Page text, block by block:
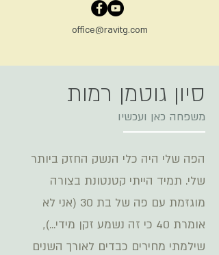
office@ravitg.com
סיון גוטמן רמות
משפחה כאן ועכשיו
הפה שלי היה כלי הנשק החזק ביותר
שלי. תמיד הייתי קטנטונת בצורה
מוגזמת עם פה של בת 30 (אני לא
אומרת 40 כי זה נשמע זקן מידי...),
שילמתי מחירים כבדים לאורך השנים